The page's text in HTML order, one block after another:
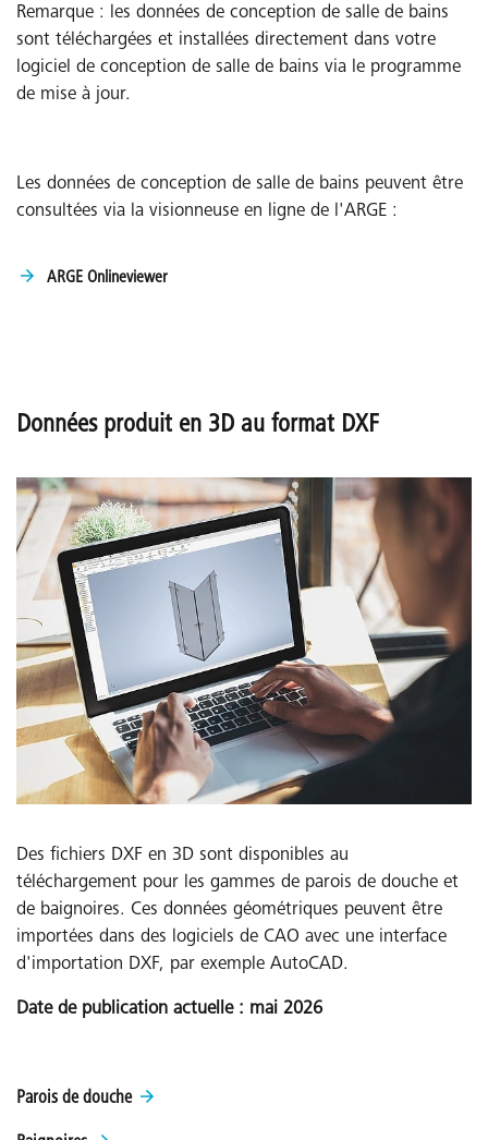
Remarque : les données de conception de salle de bains
sont téléchargées et installées directement dans votre
logiciel de conception de salle de bains via le programme
de mise à jour.
Les données de conception de salle de bains peuvent être
consultées via la visionneuse en ligne de l'ARGE :
ARGE Onlineviewer
Données produit en 3D au format DXF
Des fichiers DXF en 3D sont disponibles au
téléchargement pour les gammes de parois de douche et
de baignoires. Ces données géométriques peuvent être
importées dans des logiciels de CAO avec une interface
d'importation DXF, par exemple AutoCAD.
Date de publication actuelle : mai 2026
Parois de douche